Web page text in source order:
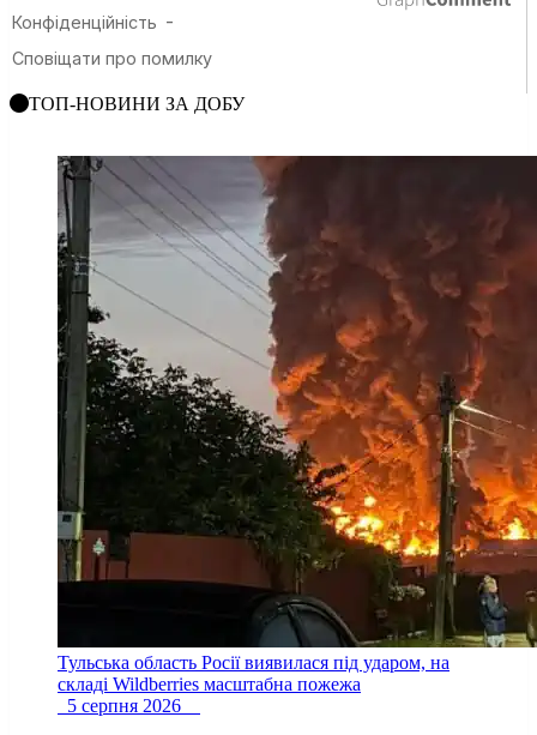
ТОП-НОВИНИ ЗА ДОБУ
Тульська область Росії виявилася під ударом, на
складі Wildberries масштабна пожежа
5 серпня 2026